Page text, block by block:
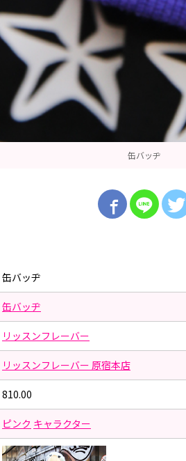
缶バッヂ
缶バッヂ
缶バッヂ
リッスンフレーバー
リッスンフレーバー 原宿本店
810.00
ピンク キャラクター